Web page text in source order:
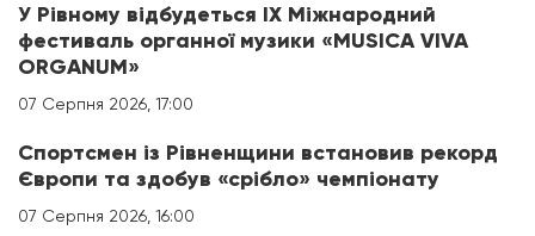
У Рівному відбудеться IX Міжнародний
фестиваль органної музики «MUSICA VIVA
ORGANUM»
07 Серпня 2026, 17:00
Спортсмен із Рівненщини встановив рекорд
Європи та здобув «срібло» чемпіонату
07 Серпня 2026, 16:00